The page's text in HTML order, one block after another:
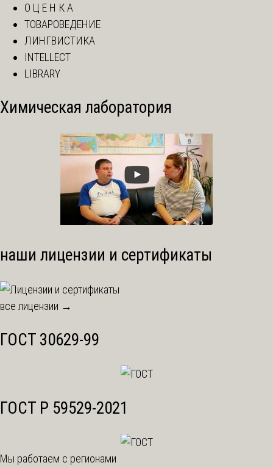
О Ц Е Н К А
ТОВАРОВЕДЕНИЕ
ЛИНГВИСТИКА
INTELLECT
LIBRARY
Химическая лаборатория
наши лицензии и сертификаты
все лицензии →
ГОСТ 30629-99
ГОСТ Р 59529-2021
Мы работаем с регионами